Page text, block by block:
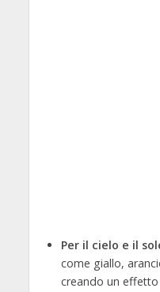
Per il cielo e il
come giallo,
creando un effetto